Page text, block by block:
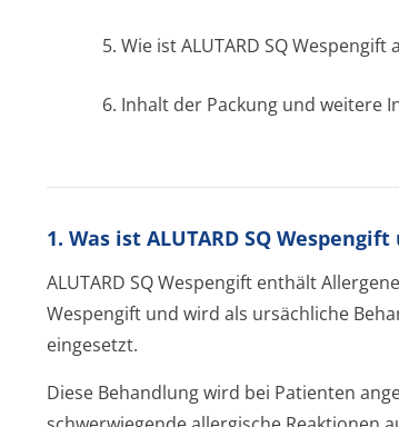
5. Wie ist ALUTARD SQ
6. Inhalt der Packung und weitere
1. Was ist ALUTARD SQ
ALUTARD SQ Wespengift enthält
Wespengift und wird als ursächliche
eingesetzt.
Diese Behandlung wird bei Patienten